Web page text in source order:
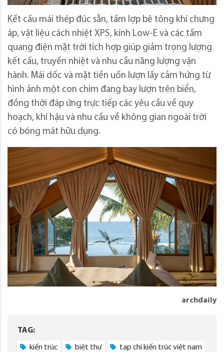
Kết cấu mái thép đúc sẵn, tấm lợp bê tông khí chưng
áp, vật liệu cách nhiệt XPS, kính Low-E và các tấm
quang điện mặt trời tích hợp giúp giảm trọng lượng
kết cấu, truyền nhiệt và nhu cầu năng lượng vận
hành. Mái dốc và mặt tiền uốn lượn lấy cảm hứng từ
hình ảnh một con chim đang bay lượn trên biển,
đồng thời đáp ứng trực tiếp các yêu cầu về quy
hoạch, khí hậu và nhu cầu về không gian ngoài trời
có bóng mát hữu dụng.
archdaily
TAG:
kiến trúc biệt thự tạp chí kiến trúc việt nam